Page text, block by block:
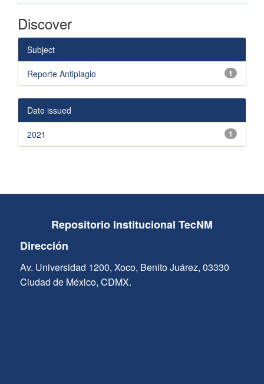
Discover
Subject
1
Reporte Antiplagio
Date issued
1
2021
Repositorio Institucional TecNM
Dirección
Av. Universidad 1200, Xoco, Benito Juárez, 03330
Ciudad de México, CDMX.